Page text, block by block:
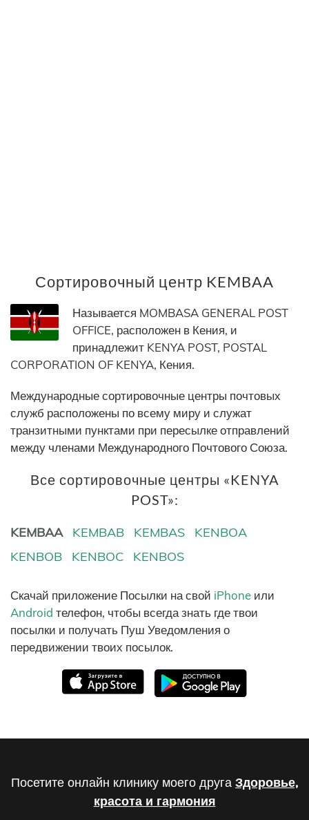
Сортировочный центр KEMBAA
Называется MOMBASA GENERAL POST
OFFICE, расположен в Кения, и
принадлежит KENYA POST, POSTAL
CORPORATION OF KENYA, Кения.
Международные сортировочные центры почтовых
служб расположены по всему миру и служат
транзитными пунктами при пересылке отправлений
между членами Международного Почтового Союза.
Все сортировочные центры «KENYA
POST»:
KEMBAA KEMBAB KEMBAS
KENBOA
KENBOB
KENBOC KENBOS
Скачай приложение Посылки на свой iPhone или
Android телефон, чтобы всегда знать где твои
посылки и получать Пуш Уведомления о
передвижении твоих посылок.
Посетите онлайн клинику моего друга Здоровье,
красота и гармония